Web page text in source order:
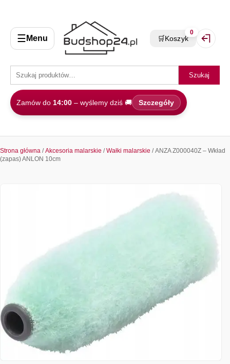
☰ Menu
Szukaj
Zamów do 14:00 – wyślemy dziś 🚚 Szczegóły
🛒Koszyk
0
Strona główna /Akcesoria malarskie /Wałki malarskie / ANZA Z000040Z – Wkład
(zapas) ANLON 10cm